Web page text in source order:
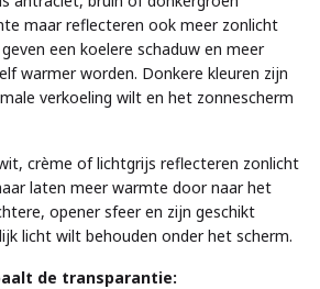
maar reflecteren ook meer zonlicht
een koelere schaduw en meer
warmer worden. Donkere kleuren zijn
verkoeling wilt en het zonnescherm
crème of lichtgrijs reflecteren zonlicht
laten meer warmte door naar het
opener sfeer en zijn geschikt
licht wilt behouden onder het scherm.
de transparantie: